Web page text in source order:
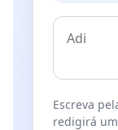
Escreva
redigirá